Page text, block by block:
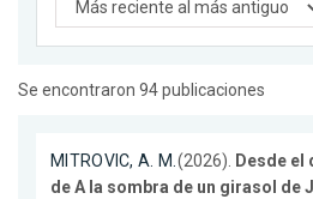
Se encontraron 94 publicaciones
MITROVIC, A. M.(2026). Desde el
de A la sombra de un girasol de